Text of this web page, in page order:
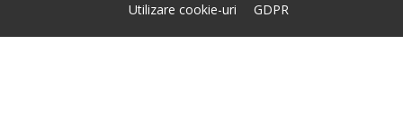
Utilizare cookie-uri
GDPR